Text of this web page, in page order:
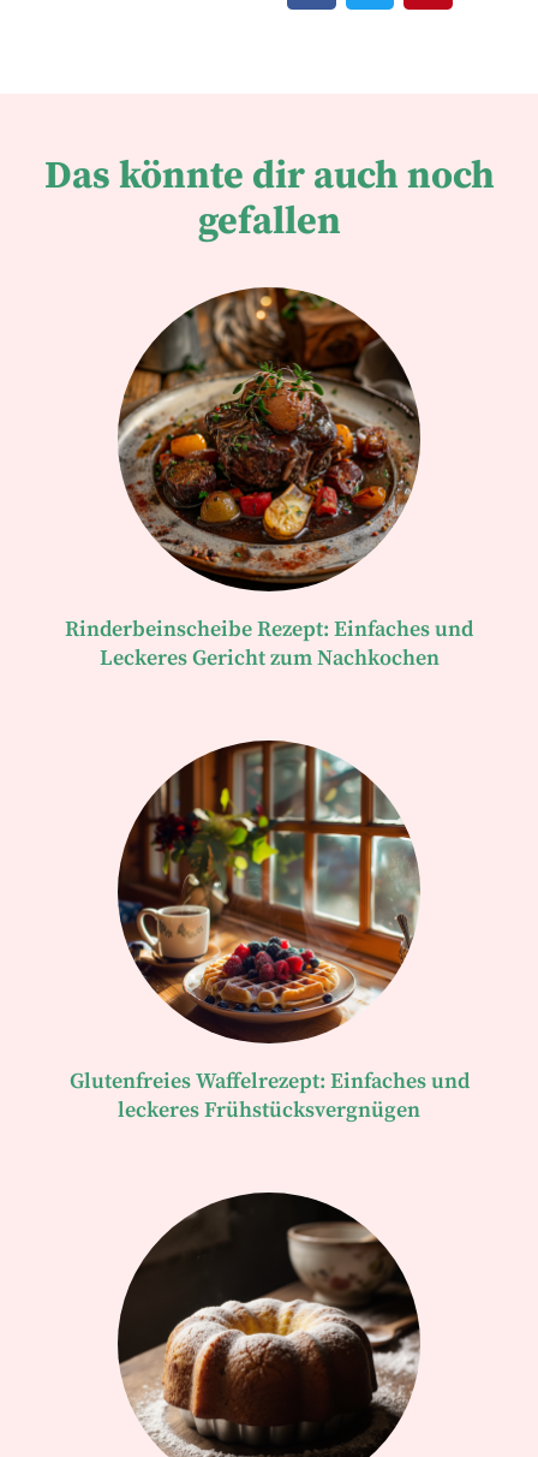
Das könnte dir auch noch
gefallen
Rinderbeinscheibe Rezept: Einfaches und
Leckeres Gericht zum Nachkochen
Glutenfreies Waffelrezept: Einfaches und
leckeres Frühstücksvergnügen